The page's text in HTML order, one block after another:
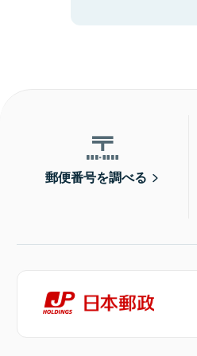
郵便番号を調べる